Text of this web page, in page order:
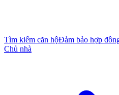
Tìm kiếm căn hộĐảm bảo hợp
Chủ nhà